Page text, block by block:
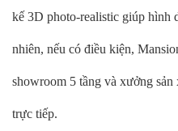
kế 3D photo-realistic giúp hình
nhiên, nếu có điều kiện,
showroom 5 tầng và xưởng
trực tiếp.